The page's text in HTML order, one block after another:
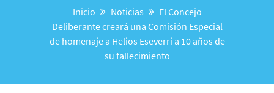
Inicio Noticias
El Concejo
Deliberante creará una Comisión Especial
de homenaje a Helios Eseverri a 10 años de
su fallecimiento